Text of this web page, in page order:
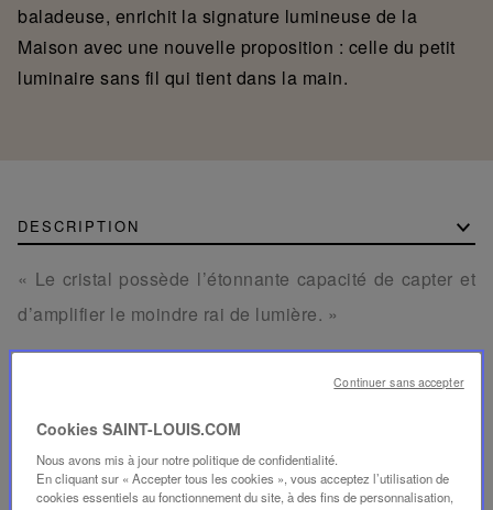
baladeuse, enrichit la signature lumineuse de la
Maison avec une nouvelle proposition : celle du petit
luminaire sans fil qui tient dans la main.
DESCRIPTION
« Le cristal possède l’étonnante capacité de capter et
d’amplifier le moindre rai de lumière. »
La collection Folia permet de répondre à de multiples
La variété de typologies de produits : applique,
suspension, lustre, baladeuse, système
modulaire.
Cookies SAINT-LOUIS.COM
Nous avons mis à jour notre politique de confidentialité.
En cliquant sur « Accepter tous les cookies », vous acceptez l’utilisation de
cookies essentiels au fonctionnement du site, à des fins de personnalisation,
Continuer sans accepter